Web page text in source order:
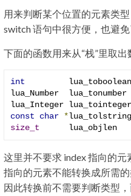
用来判断某个位置的元素类
switch 语句中很方便，也避
下面的函数用来从“栈”里取出
int
         lua_toboolean
lua_Number  lua_tonumber
lua_Integer lua_tointeger
const
char *lua_tolstring
size_t
      lua_objlen
这里并不要求 index 指向的
指向的元素不能转换成所需
因此转换前不需要判断类型